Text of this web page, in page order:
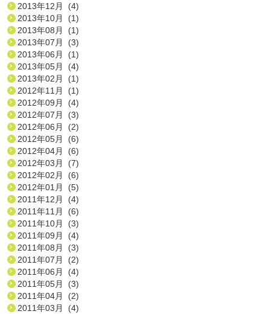
2013年12月 (4)
2013年10月 (1)
2013年08月 (1)
2013年07月 (3)
2013年06月 (1)
2013年05月 (4)
2013年02月 (1)
2012年11月 (1)
2012年09月 (4)
2012年07月 (3)
2012年06月 (2)
2012年05月 (6)
2012年04月 (6)
2012年03月 (7)
2012年02月 (6)
2012年01月 (5)
2011年12月 (4)
2011年11月 (6)
2011年10月 (3)
2011年09月 (4)
2011年08月 (3)
2011年07月 (2)
2011年06月 (4)
2011年05月 (3)
2011年04月 (2)
2011年03月 (4)